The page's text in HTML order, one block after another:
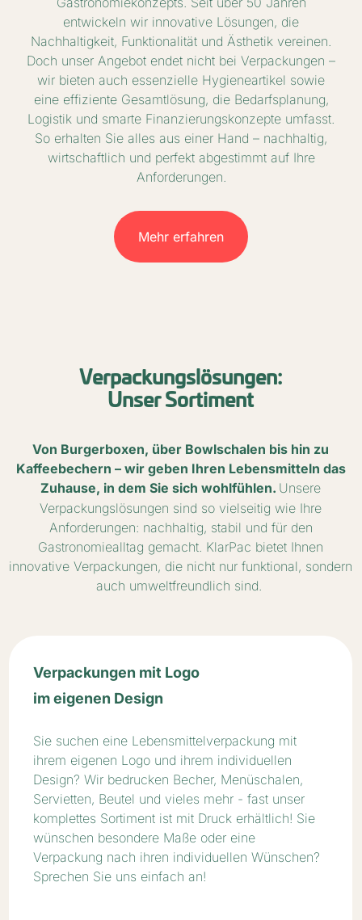
entwickeln wir innovative Lösungen, die
Nachhaltigkeit, Funktionalität und Ästhetik vereinen.
Doch unser Angebot endet nicht bei Verpackungen –
wir bieten auch essenzielle Hygieneartikel sowie
eine effiziente Gesamtlösung, die Bedarfsplanung,
Logistik und smarte Finanzierungskonzepte umfasst.
So erhalten Sie alles aus einer Hand – nachhaltig,
wirtschaftlich und perfekt abgestimmt auf Ihre
Anforderungen.
Mehr erfahren
Verpackungslösungen:
Unser Sortiment
Von Burgerboxen, über Bowlschalen bis hin zu
Kaffeebechern – wir geben Ihren Lebensmitteln das
Zuhause, in dem Sie sich wohlfühlen. Unsere
Verpackungslösungen sind so vielseitig wie Ihre
Anforderungen: nachhaltig, stabil und für den
Gastronomiealltag gemacht. KlarPac bietet Ihnen
innovative Verpackungen, die nicht nur funktional, sondern
auch umweltfreundlich sind.
Verpackungen mit Logo
im eigenen Design
Sie suchen eine Lebensmittelverpackung mit
ihrem eigenen Logo und ihrem individuellen
Design? Wir bedrucken Becher, Menüschalen,
Servietten, Beutel und vieles mehr - fast unser
komplettes Sortiment ist mit Druck erhältlich! Sie
wünschen besondere Maße oder eine
Verpackung nach ihren individuellen Wünschen?
Sprechen Sie uns einfach an!